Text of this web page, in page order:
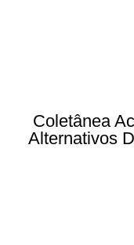
Coletânea
Alternativos